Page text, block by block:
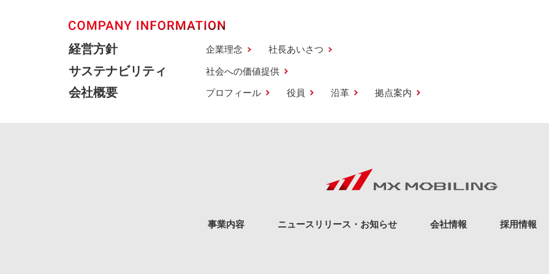
経営方針 企業理念 社長あいさつ
サステナビリティ 社会への価値提供
会社概要 プロフィール 役員 沿革 拠点案内
事業内容 ニュースリリース・お知らせ 会社情報 採用情報